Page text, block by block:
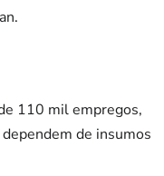
110 mil empregos,
de insumos